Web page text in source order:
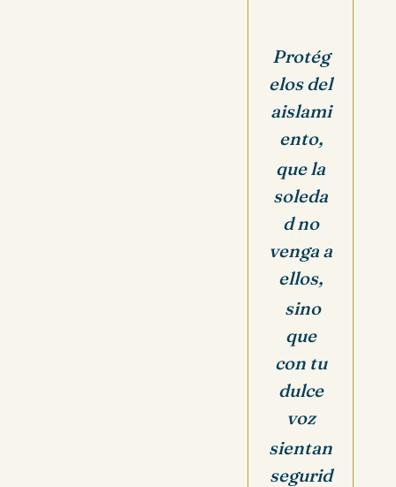
Protég
elos del
aislami
ento,
que la
soleda
d no
venga a
ellos,
sino
que
con tu
dulce
voz
sientan
segurid